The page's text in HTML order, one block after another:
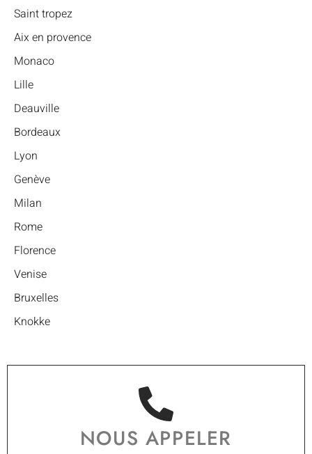
Saint tropez
Aix en provence
Monaco
Lille
Deauville
Bordeaux
Lyon
Genève
Milan
Rome
Florence
Venise
Bruxelles
Knokke
NOUS APPELER